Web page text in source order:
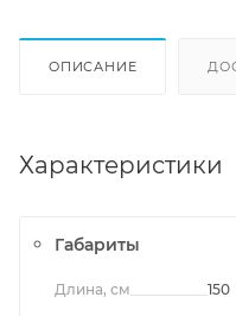
ОПИСАНИЕ
Характеристики
Габариты
Длина, см 150